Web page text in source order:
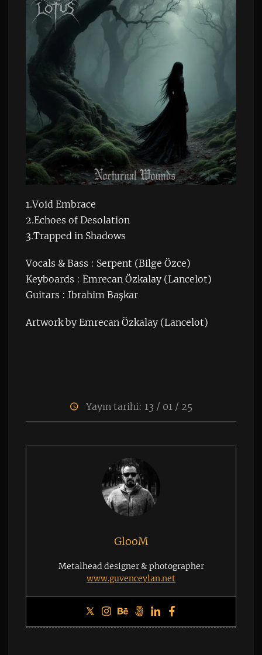
1.Void Embrace
2.Echoes of Desolation
3.Trapped in Shadows
Vocals & Bass : Serpent (Bilge Özce)
Keyboards : Emrecan Özkalay (Lancelot)
Guitars : Ibrahim Başkar
Artwork by Emrecan Özkalay (Lancelot)
Yayın tarihi: 13 / 01 / 25
GlooM
Metalhead designer & photographer
www.guvenceylan.net